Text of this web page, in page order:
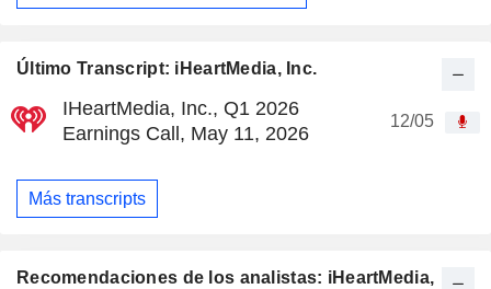
Último Transcript: iHeartMedia, Inc.
IHeartMedia, Inc., Q1 2026
Earnings Call, May 11, 2026
12/05
Más transcripts
Recomendaciones de los analistas: iHeartMedia,